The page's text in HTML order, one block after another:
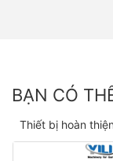
BẠN CÓ
Thiết bị hoàn